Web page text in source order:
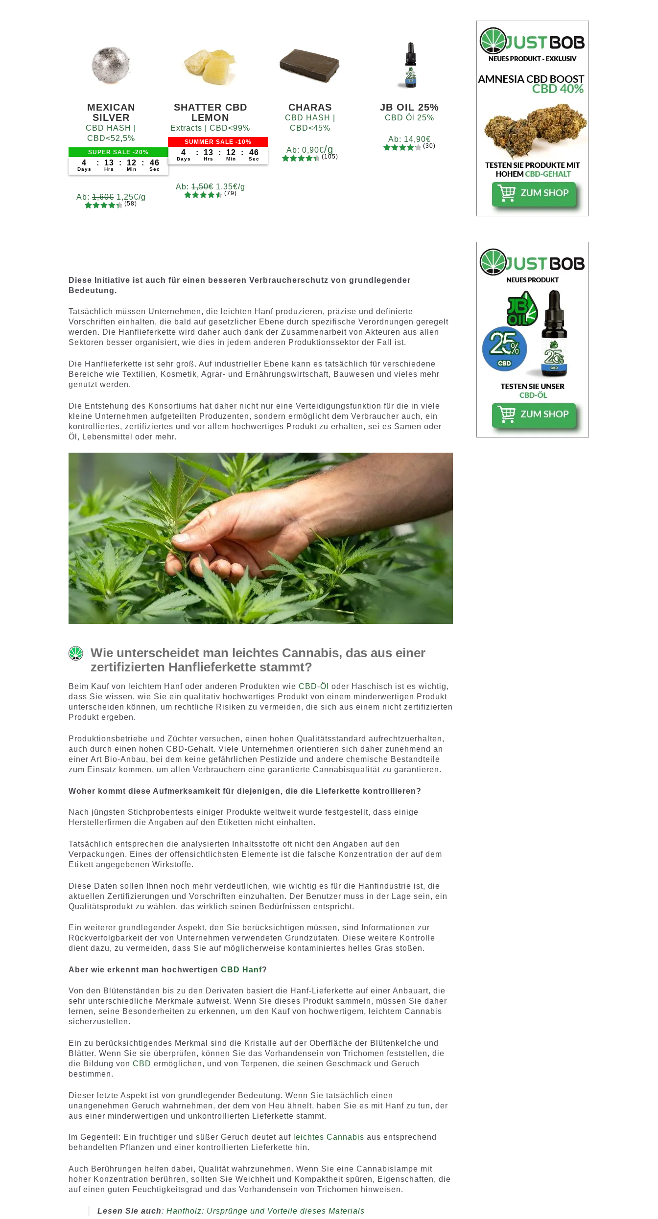
MEXICAN
SILVER
CBD HASH |
CBD<52,5%
SUPER SALE -20%
4
Days
: 13
Hrs
: 12
Min
: 44
Sec
Ab:1,60€ 1,25€/g
ewertung
en
(58)
SHATTER CBD
LEMON
Extracts | CBD<99%
SUMMER SALE -10%
4
Days
: 13
Hrs
: 12
Min
: 44
Sec
Ab: 1,50€ 1,35€/g
en
(79)
CHARAS
CBD HASH |
CBD<45%
Ab:0,90€/g
(105)
JB OIL 25%
CBD Öl 25%
Ab: 14,90€
(30)
Diese Initiative ist auch für einen besseren Verbraucherschutz von grundlegender
Bedeutung.
Tatsächlich müssen Unternehmen, die leichten Hanf produzieren, präzise und definierte
Vorschriften einhalten, die bald auf gesetzlicher Ebene durch spezifische Verordnungen geregelt
werden. Die Hanflieferkette wird daher auch dank der Zusammenarbeit von Akteuren aus allen
Sektoren besser organisiert, wie dies in jedem anderen Produktionssektor der Fall ist.
Die Hanflieferkette ist sehr groß. Auf industrieller Ebene kann es tatsächlich für verschiedene
Bereiche wie Textilien, Kosmetik, Agrar- und Ernährungswirtschaft, Bauwesen und vieles mehr
genutzt werden.
Die Entstehung des Konsortiums hat daher nicht nur eine Verteidigungsfunktion für die in viele
kleine Unternehmen aufgeteilten Produzenten, sondern ermöglicht dem Verbraucher auch, ein
kontrolliertes, zertifiziertes und vor allem hochwertiges Produkt zu erhalten, sei es Samen oder
Öl, Lebensmittel oder mehr.
Wie unterscheidet man leichtes Cannabis, das aus einer
zertifizierten Hanflieferkette stammt?
Beim Kauf von leichtem Hanf oder anderen Produkten wieCBD-Öl
oder Haschisch ist es wichtig,
dass Sie wissen, wie Sie ein qualitativ hochwertiges Produkt von einem minderwertigen Produkt
unterscheiden können, um rechtliche Risiken zu vermeiden, die sich aus einem nicht zertifizierten
Produkt ergeben.
Produktionsbetriebe und Züchter versuchen, einen hohen Qualitätsstandard aufrechtzuerhalten,
auch durch einen hohen CBD-Gehalt. Viele Unternehmen orientieren sich daher zunehmend an
einer Art Bio-Anbau, bei dem keine gefährlichen Pestizide und andere chemische Bestandteile
zum Einsatz kommen, um allen Verbrauchern eine garantierte Cannabisqualität zu garantieren.
Woher kommt diese Aufmerksamkeit für diejenigen, die die Lieferkette kontrollieren?
Nach jüngsten Stichprobentests einiger Produkte weltweit wurde festgestellt, dass einige
Herstellerfirmen die Angaben auf den Etiketten nicht einhalten.
Tatsächlich entsprechen die analysierten Inhaltsstoffe oft nicht den Angaben auf den
Verpackungen. Eines der offensichtlichsten Elemente ist die falsche Konzentration der auf dem
Etikett angegebenen Wirkstoffe.
Diese Daten sollen Ihnen noch mehr verdeutlichen, wie wichtig es für die Hanfindustrie ist, die
aktuellen Zertifizierungen und Vorschriften einzuhalten. Der Benutzer muss in der Lage sein, ein
Qualitätsprodukt zu wählen, das wirklich seinen Bedürfnissen entspricht.
Ein weiterer grundlegender Aspekt, den Sie berücksichtigen müssen, sind Informationen zur
Rückverfolgbarkeit der von Unternehmen verwendeten Grundzutaten. Diese weitere Kontrolle
dient dazu, zu vermeiden, dass Sie auf möglicherweise kontaminiertes helles Gras stoßen.
Aber wie erkennt man hochwertigenCBD Hanf?
Von den Blütenständen bis zu den Derivaten basiert die Hanf-Lieferkette auf einer Anbauart, die
sehr unterschiedliche Merkmale aufweist. Wenn Sie dieses Produkt sammeln, müssen Sie daher
lernen, seine Besonderheiten zu erkennen, um den Kauf von hochwertigem, leichtem Cannabis
sicherzustellen.
Ein zu berücksichtigendes Merkmal sind die Kristalle auf der Oberfläche der Blütenkelche und
Blätter. Wenn Sie sie überprüfen, können Sie das Vorhandensein von Trichomen feststellen, die
die Bildung vonCBD ermöglichen, und von Terpenen, die seinen Geschmack und Geruch
bestimmen.
Dieser letzte Aspekt ist von grundlegender Bedeutung. Wenn Sie tatsächlich einen
unangenehmen Geruch wahrnehmen, der dem von Heu ähnelt, haben Sie es mit Hanf zu tun, der
aus einer minderwertigen und unkontrollierten Lieferkette stammt.
Im Gegenteil: Ein fruchtiger und süßer Geruch deutet auf leichtes Cannabisaus entsprechend
behandelten Pflanzen und einer kontrollierten Lieferkette hin.
Auch Berührungen helfen dabei, Qualität wahrzunehmen. Wenn Sie eine Cannabislampe mit
hoher Konzentration berühren, sollten Sie Weichheit und Kompaktheit spüren, Eigenschaften, die
auf einen guten Feuchtigkeitsgrad und das Vorhandensein von Trichomen hinweisen.
Lesen Sie auch:Hanfholz: Ursprünge und Vorteile dieses Materials